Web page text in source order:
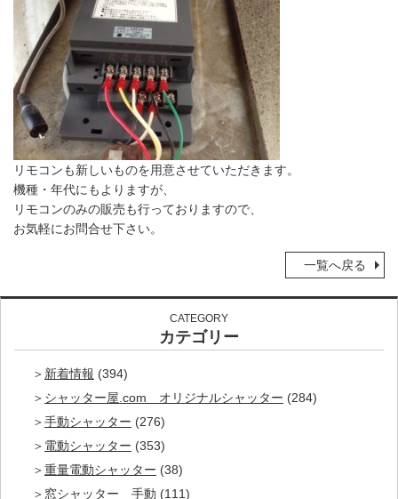
リモコンも新しいものを用意させていただきます。
機種・年代にもよりますが、
リモコンのみの販売も行っておりますので、
お気軽にお問合せ下さい。
一覧へ戻る
CATEGORY
カテゴリー
新着情報 (394)
シャッター屋.com オリジナルシャッター (284)
手動シャッター (276)
電動シャッター (353)
重量電動シャッター (38)
窓シャッター 手動 (111)